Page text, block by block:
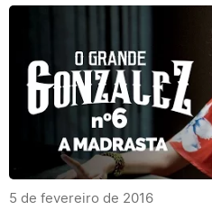
5 de fevereiro de 2016